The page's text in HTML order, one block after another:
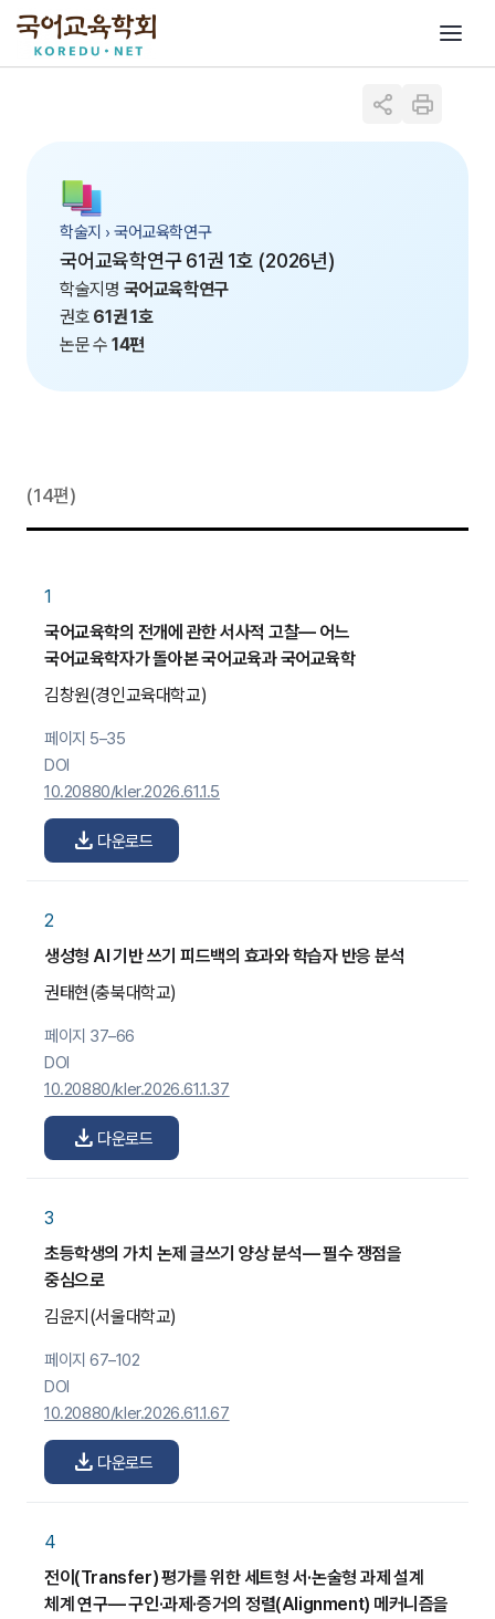
학술지 › 국어교육학연구
국어교육학연구 61권 1호 (2026년)
학술지명 국어교육학연구
권호 61권 1호
논문 수14편
(14편)
1
국어교육학의 전개에 관한 서사적 고찰— 어느
국어교육학자가 돌아본 국어교육과 국어교육학
다운로드
download
김창원(경인교육대학교)
페이지 5–35
DOI
10.20880/kler.2026.61.1.5
2
생성형 AI 기반 쓰기 피드백의 효과와 학습자 반응 분석
다운로드
download
권태현(충북대학교)
페이지 37–66
DOI
10.20880/kler.2026.61.1.37
3
초등학생의 가치 논제 글쓰기 양상 분석— 필수 쟁점을
중심으로
다운로드
download
김윤지 (서울대학교)
페이지 67–102
DOI
10.20880/kler.2026.61.1.67
4
전이(Transfer) 평가를 위한 세트형 서·논술형 과제 설계
체계 연구— 구인·과제·증거의 정렬(Alignment) 메커니즘을